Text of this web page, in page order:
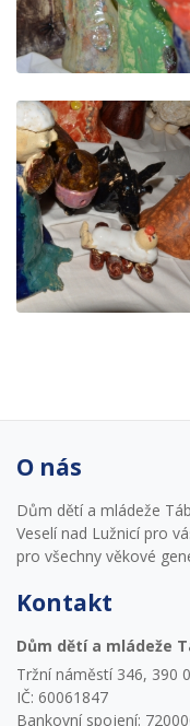
O nás
Dům dětí a mládeže
Veselí nad Lužnicí pro
pro všechny věkové
Kontakt
Dům dětí a mládeže
Tržní náměstí 346, 390
IČ: 60061847
Bankovní spojení: